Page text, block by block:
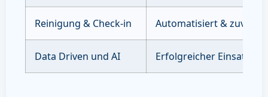
Reinigung & Check-in Automatisiert &
Data Driven und AI Erfolgreicher Einsatz